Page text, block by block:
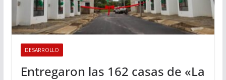
DESARROLLO
Entregaron las 162 casas de «La